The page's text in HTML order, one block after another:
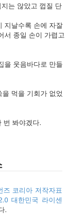
는 않았고 껍질 단
지날수록 손에 자잘
서 종일 손이 가렵고
을 웃음바다로 만들
먹을 기회가 없었
번 봐야겠다.
즈 코리아 저작자표
대한민국 라이센
.